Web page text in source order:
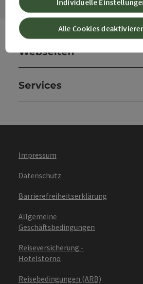
Webseiten
Services
Impressum
Datenschutz
Barrierefreiheitserklärung
Allgemeine
Geschäftsbedingungen
Reiseversicherung -
Hotelstorno
Reisebedingungen (ARB)
Alle Cookies